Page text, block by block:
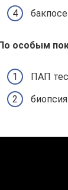
особым
ПАП